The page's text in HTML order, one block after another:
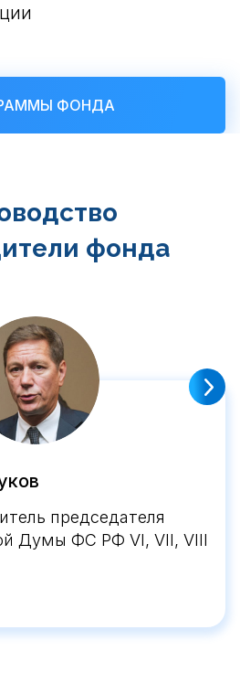
ФОНДА
фонда
председателя
Думы ФС РФ VI, VII, VIII